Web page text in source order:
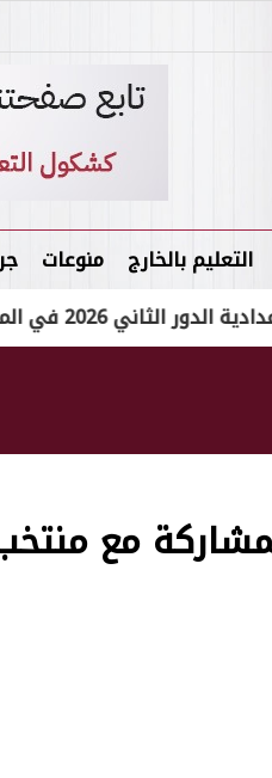
التعليم بالخارج منوعات
المحافظات
مع